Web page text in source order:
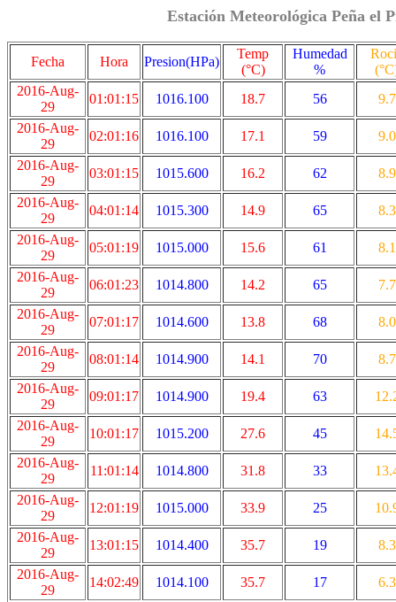
Estación Meteorológica Peña el
Fecha Hora Presion(HPa)
Temp
(°C)
Humedad
%
2016-Aug-
29
01:01:15 1016.100 18.7 56
9.7
2016-Aug-
29
02:01:16 1016.100 17.1 59
9.0
2016-Aug-
29
03:01:15 1015.600 16.2 62
8.9
2016-Aug-
29
04:01:14 1015.300 14.9 65
8.3
2016-Aug-
29
05:01:19 1015.000 15.6 61
8.1
2016-Aug-
29
06:01:23 1014.800 14.2 65
7.7
2016-Aug-
29
07:01:17 1014.600 13.8 68
8.0
2016-Aug-
29
08:01:14 1014.900 14.1 70
8.7
2016-Aug-
29
09:01:17 1014.900 19.4 63
2016-Aug-
29
10:01:17 1015.200 27.6 45
2016-Aug-
29
11:01:14 1014.800 31.8 33
2016-Aug-
29
12:01:19 1015.000 33.9 25
2016-Aug-
29
13:01:15 1014.400 35.7 19
8.3
2016-Aug-
29
14:02:49 1014.100 35.7 17
6.3